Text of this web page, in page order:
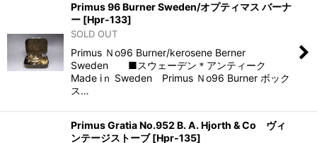
Primus 96 Burner Sweden/オプティマス バーナ
ー [Hpr-133]
SOLD OUT
Primus Ｎo96 Burner/kerosene Berner
Sweden ■スウェーデン＊アンティーク
Made iｎ Sweden Primus Ｎo96 Burner ボック
ス…
Primus Gratia No.952 B. A. Hjorth & Co ヴィ
ンテージストーブ [Hpr-135]